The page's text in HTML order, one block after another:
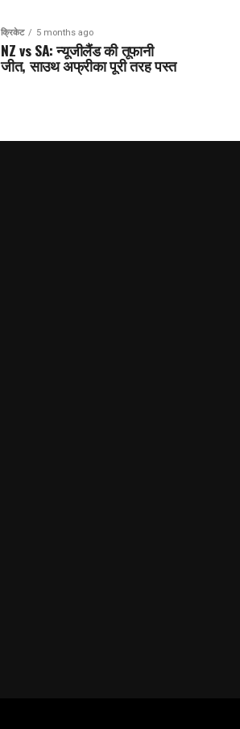
क्रिकेट 5 months ago
NZ vs SA: न्यूजीलैंड की तूफानी
जीत, साउथ अफ्रीका पूरी तरह पस्त